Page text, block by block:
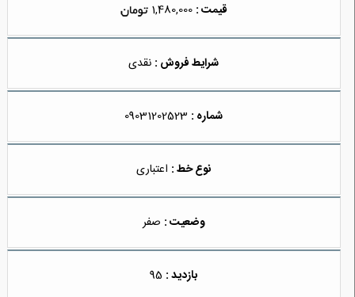
قیمت : 1,480,000
شرایط فروش : نقدی
شماره : 09031202523
نوع خط : اعتباری
وضعیت : صفر
بازدید :